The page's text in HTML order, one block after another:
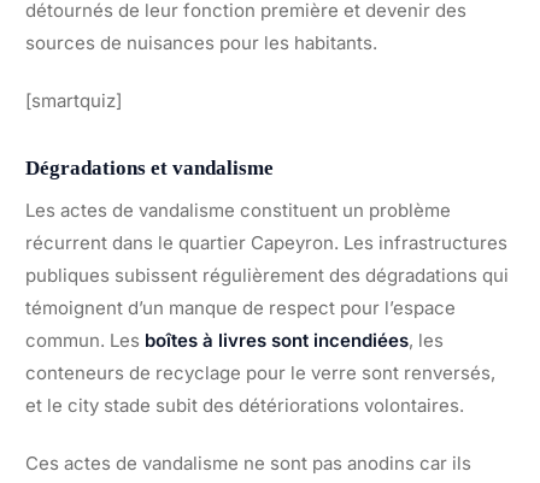
détournés de leur fonction première et devenir des
sources de nuisances pour les habitants.
[smartquiz]
Dégradations et vandalisme
Les actes de vandalisme constituent un problème
récurrent dans le quartier Capeyron. Les infrastructures
publiques subissent régulièrement des dégradations qui
témoignent d’un manque de respect pour l’espace
commun. Les boîtes à livres sont incendiées, les
conteneurs de recyclage pour le verre sont renversés,
et le city stade subit des détériorations volontaires.
Ces actes de vandalisme ne sont pas anodins car ils